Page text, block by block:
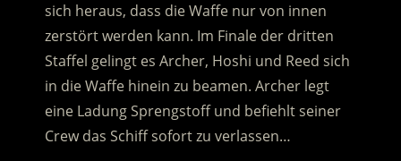
sich heraus, dass die Waffe nur von innen
zerstört werden kann. Im Finale der dritten
Staffel gelingt es Archer, Hoshi und Reed sich
in die Waffe hinein zu beamen. Archer legt
eine Ladung Sprengstoff und befiehlt seiner
Crew das Schiff sofort zu verlassen…